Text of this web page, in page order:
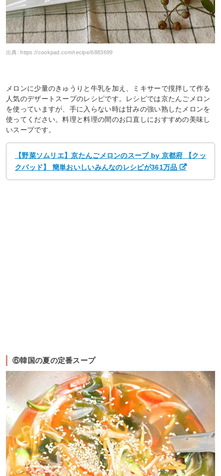
出典: https://cookpad.com/recipe/6883699
メロンに少量のきゅうりと牛乳を加え、ミキサーで撹拌して作る
人気のデザートスープのレシピです。レシピでは京たんごメロン
を使っていますが、手に入らない時は甘みの強い熟したメロンを
使ってください。料理と料理の間のお口直しにおすすめの美味し
いスープです。
【野菜ソムリエ】京たんごメロンのスープ by 京都府 【クッ
クパッド】 簡単おいしいみんなのレシピが361万品
⑥韓国の夏の定番スープ